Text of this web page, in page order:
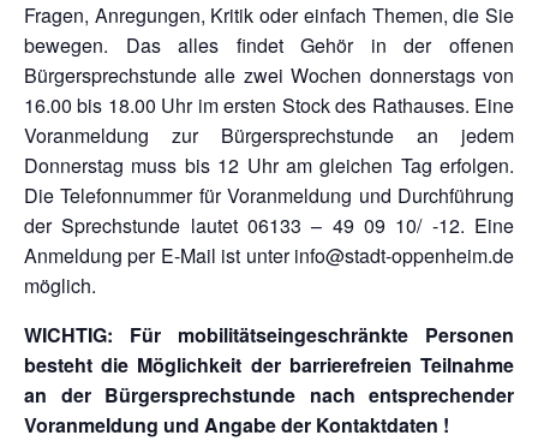
Fragen, Anregungen, Kritik oder einfach Themen, die Sie
bewegen. Das alles findet Gehör in der offenen
Bürgersprechstunde alle zwei Wochen donnerstags von
16.00 bis 18.00 Uhr im ersten Stock des Rathauses. Eine
Voranmeldung zur Bürgersprechstunde an jedem
Donnerstag muss bis 12 Uhr am gleichen Tag erfolgen.
Die Telefonnummer für Voranmeldung und Durchführung
der Sprechstunde lautet 06133 – 49 09 10/ -12. Eine
Anmeldung per E-Mail ist unter info@stadt-oppenheim.de
möglich.
WICHTIG: Für mobilitätseingeschränkte Personen
besteht die Möglichkeit der barrierefreien Teilnahme
an der Bürgersprechstunde nach entsprechender
Voranmeldung und Angabe der Kontaktdaten !